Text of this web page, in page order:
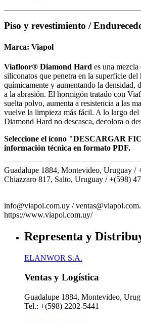
Piso y revestimiento /
Marca: Viapol
Viafloor® Diamond Hard es una
siliconatos que penetra en la superficie
químicamente y aumentando la densidad,
a la abrasión. El hormigón tratado con
suelta polvo, aumenta a resistencia a las
vuelve la limpieza más fácil. A lo largo
Diamond Hard no descasca, decolora o
Seleccione el ícono "DESCARGAR
información técnica en formato PDF.
Guadalupe 1884, Montevideo, Uruguay /
Chiazzaro 817, Salto, Uruguay /+(598)
info@viapol.com.uy /
https://www.viapol.com.uy/
Representa y
ELANWOR S.A.
Ventas y Logística
Guadalupe 1884, Montevideo,
Tel.: +(598) 2202-5441